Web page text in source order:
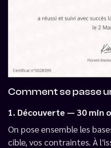
Comment se passe
1. Découverte — 30 min
On pose ensemble les
cible, vos contraintes. À